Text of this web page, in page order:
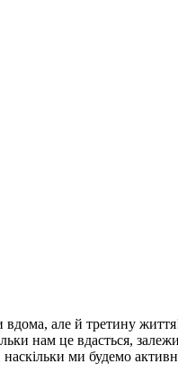
вдома, але й третину
нам це вдасться,
ми будемо